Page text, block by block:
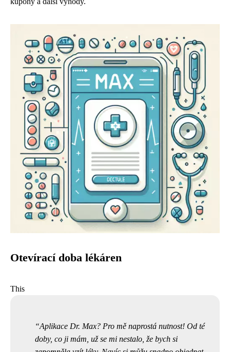
Otevírací doba lékáren
This
Aplikace Dr. Max? Pro mě naprostá nutnost! Od té
doby, co ji mám, už se mi nestalo, že bych si